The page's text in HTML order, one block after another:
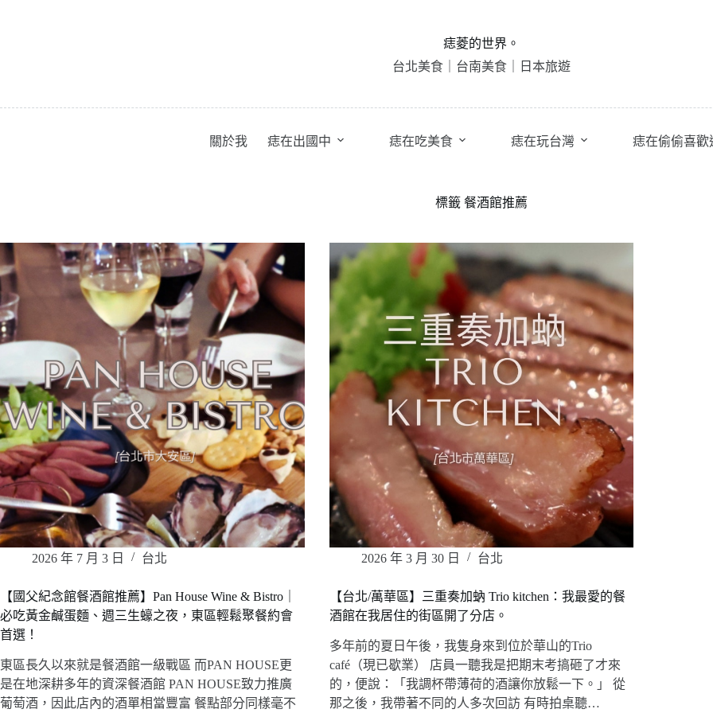
容
痣菱的世界。
台北美食｜台南美食｜日本旅遊
關於我 痣在出國中 痣在吃美食 痣在玩台灣 痣在偷偷喜歡
標籤餐酒館推薦
2026 年 7 月 3 日 台北
【國父紀念館餐酒館推薦】Pan House Wine & Bistro｜
必吃黃金鹹蛋麵、週三生蠔之夜，東區輕鬆聚餐約會
首選！
東區長久以來就是餐酒館一級戰區 而PAN HOUSE更
是在地深耕多年的資深餐酒館 PAN HOUSE致力推廣
葡萄酒，因此店內的酒單相當豐富 餐點部分同樣毫不
2026 年 3 月 30 日 台北
【台北/萬華區】三重奏加蚋 Trio kitchen：我最愛的餐
酒館在我居住的街區開了分店。
多年前的夏日午後，我隻身來到位於華山的Trio
café（現已歇業） 店員一聽我是把期末考搞砸了才來
的，便說：「我調杯帶薄荷的酒讓你放鬆一下。」 從
那之後，我帶著不同的人多次回訪 有時拍桌聽…